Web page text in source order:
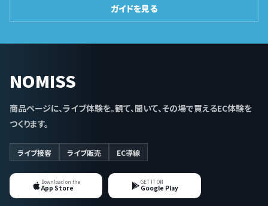
ガイドを見る
NOMISS
商品ページに、ライブ体験を。観て、聞いて、その場で買えるEC体験を
つくります。
ライブ接客 ライブ販売 EC導線
Download on the
App Store
GET IT ON
Google Play